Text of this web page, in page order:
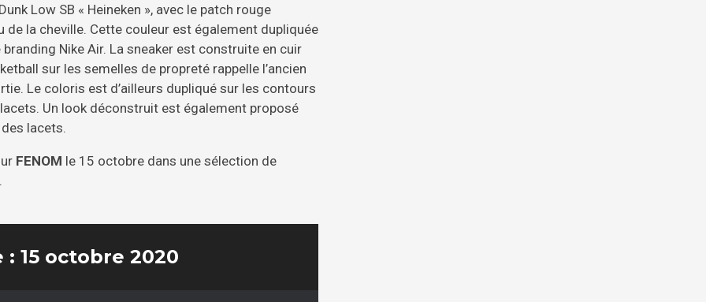
Low SB « Heineken », avec le patch rouge
la cheville. Cette couleur est également dupliquée
Nike Air. La sneaker est construite en cuir
sur les semelles de propreté rappelle l’ancien
Le coloris est d’ailleurs dupliqué sur les contours
Un look déconstruit est également proposé
lacets.
FENOM le 15 octobre dans une sélection de
15 octobre 2020